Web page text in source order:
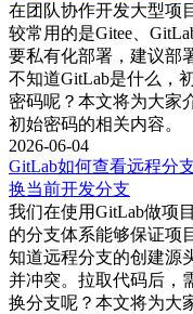
include:
- template: Security/
5. 容器扫描：
如果项目使用了Docker
ci.yml`文件中，引用容
include:
- template: Security/
配置完成后，每次代码
相应的扫描任务，并生
在团队协作开发大型项
较常用的是Gitee、
要私有化部署，建议部
不知道GitLab是什么，
密码呢？本文将为大家
初始密码的相关内容。
2026-06-04
GitLab如何查看远程分
换当前开发分支
我们在使用GitLab做项
的分支体系能够保证项
知道远程分支的创建源
并冲突。拉取代码后，
换分支呢？本文将为大